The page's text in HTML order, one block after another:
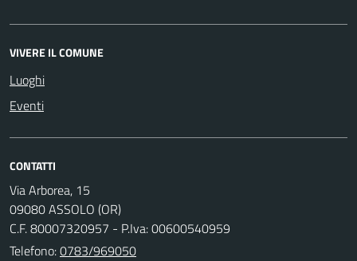
VIVERE IL COMUNE
Luoghi
Eventi
CONTATTI
Via Arborea, 15
09080 ASSOLO (OR)
C.F. 80007320957 - P.Iva: 00600540959
Telefono:0783/969050